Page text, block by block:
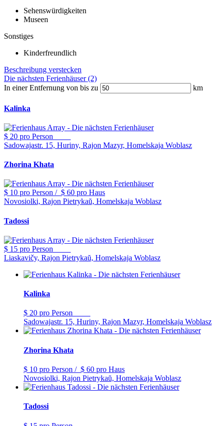
Sehenswürdigkeiten
Museen
Sonstiges
Kinderfreundlich
Beschreibung verstecken
Die nächsten Ferienhäuser (2)
In einer Entfernung von bis zu
km
Kalinka
$ 20 pro Person
Sadowajastr. 15, Huriny, Rajon Mazyr, Homelskaja Woblasz
Zhorina Khata
$ 10 pro Person / $ 60 pro Haus
Novosiolki, Rajon Pietrykaŭ, Homelskaja Woblasz
Tadossi
$ 15 pro Person
Liaskavičy, Rajon Pietrykaŭ, Homelskaja Woblasz
Kalinka
$ 20 pro Person
Sadowajastr. 15, Huriny, Rajon Mazyr, Homelskaja Woblasz
Zhorina Khata
$ 10 pro Person / $ 60 pro Haus
Novosiolki, Rajon Pietrykaŭ, Homelskaja Woblasz
Tadossi